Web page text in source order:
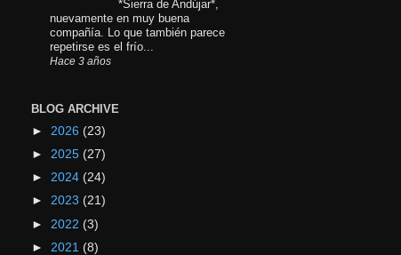
*Sierra de Andújar*,
nuevamente en muy buena
compañía. Lo que también parece
repetirse es el frío...
Hace 3 años
BLOG ARCHIVE
► 2026 (23)
► 2025 (27)
► 2024 (24)
► 2023 (21)
► 2022 (3)
► 2021 (8)